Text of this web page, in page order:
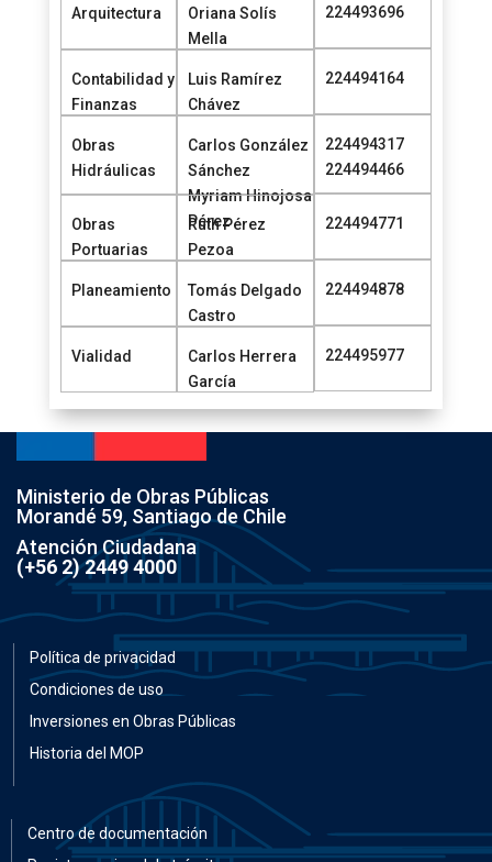
Arquitectura
Contabilidad y
Finanzas
Obras
Hidráulicas
Obras
Portuarias
Planeamiento
Vialidad
Oriana Solís
Mella
Luis Ramírez
Chávez
Carlos González
Sánchez
Myriam Hinojosa
Pérez
Ruth Pérez
Pezoa
Tomás Delgado
Castro
Carlos Herrera
García
224493696
224494164
224494317
224494466
224494771
224494878
224495977
Ministerio de Obras Públicas
Morandé 59, Santiago de Chile
Atención Ciudadana
(+56 2) 2449 4000
Política de privacidad
Condiciones de uso
Inversiones en Obras Públicas
Historia del MOP
Centro de documentación